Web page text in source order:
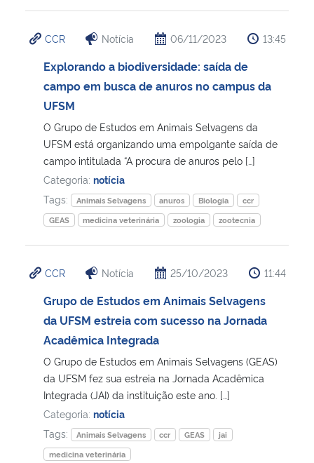
CCR Notícia 06/11/2023 13:45
Explorando a biodiversidade: saída de
campo em busca de anuros no campus da
UFSM
O Grupo de Estudos em Animais Selvagens da
UFSM está organizando uma empolgante saída de
campo intitulada “A procura de anuros pelo […]
Categoria: notícia
Tags:
Animais Selvagens anuros Biologia
ccr
GEAS
medicina veterinária zoologia zootecnia
CCR Notícia 25/10/2023 11:44
Grupo de Estudos em Animais Selvagens
da UFSM estreia com sucesso na Jornada
Acadêmica Integrada
O Grupo de Estudos em Animais Selvagens (GEAS)
da UFSM fez sua estreia na Jornada Acadêmica
Integrada (JAI) da instituição este ano. […]
Categoria: notícia
Tags:
Animais Selvagens ccr GEAS
jai
medicina veterinária